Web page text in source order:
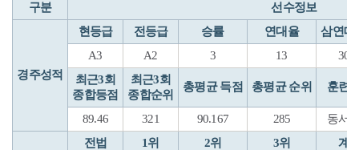
구분 선수정보
경주성적
현등급 전등급 승률 연대율
삼연대
A3
A2 3 13
30
최근3회
종합등점
최근3회
종합순위
총평균 득점 총평균 순위 훈련
89.46 321 90.167 285 동서
전법 1위 2위 3위
계